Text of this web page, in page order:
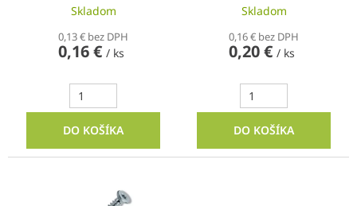
Skladom
0,13 € bez DPH
0,16 € / ks
DO KOŠÍKA
Skladom
0,16 € bez DPH
0,20 € / ks
DO KOŠÍKA